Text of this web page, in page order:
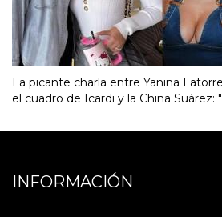
La picante charla entre Yanina
el cuadro de Icardi y la China Suárez:
INFORMACIÓN